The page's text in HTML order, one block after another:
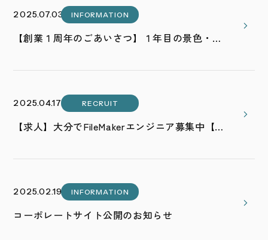
2025.07.03 INFORMATION
【創業１周年のごあいさつ】１年目の景色・も
2025.04.17 RECRUIT
【求人】大分でFileMakerエンジニア募集中【正
2025.02.19 INFORMATION
コーポレートサイト公開のお知らせ